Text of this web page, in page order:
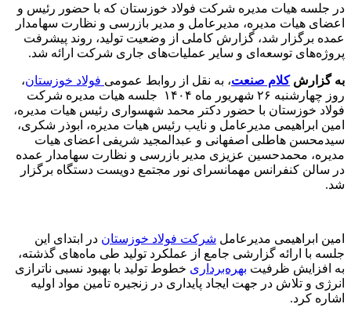
در جلسه هیات‌ مدیره‌ شرکت فولاد خوزستان که با حضور رئیس و
اعضای هیات مدیره، مدیرعامل و مدیر بازرسی و نظارت سهامدار
عمده برگزار شد، گزارش کاملی از وضعیت تولید، روند پیشرفت
پروژه‌های توسعه‌ای و سایر عملیات‌های جاری شرکت ارائه شد.
به گزارشکلام صنعت، به نقل از روابط عمومی فولاد خوزستان،
روز چهارشنبه ۲۶ شهریور ماه ۱۴۰۴ جلسه هیات مدیره‌ شرکت
فولاد خوزستان با حضور دکتر محمد شهسواری رئیس هیات مدیره،
امین ابراهیمی مدیرعامل و نایب رئیس هیات مدیره، ابوذر شکری،
سیدمحسن هاطلی اصفهانی و عبدالمجید شریفی اعضای هیات
مدیره، محمدحسین عزیزی مدیر بازرسی و نظارت سهامدار عمده
در سالن کنفرانس مهمانسرای نور مجتمع دویست دستگاه برگزار
شد.
امین ابراهیمی مدیرعامل شرکت فولاد خوزستان در ابتدای این
جلسه با ارائه گزارشی جامع از عملکرد تولید طی ماه‌های گذشته،
به افزایش ظرفیت بهره‌برداری خطوط تولید با بهبود نسبی ناترازی
انرژی و تلاش در جهت ایجاد پایداری در زنجیره تامین مواد اولیه
اشاره کرد.